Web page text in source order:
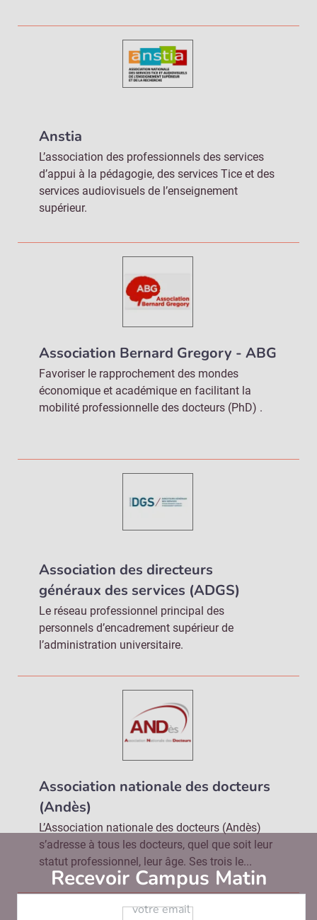
Anstia
L’association des professionnels des services
d’appui à la pédagogie, des services Tice et des
services audiovisuels de l’enseignement
supérieur.
Association Bernard Gregory - ABG
Favoriser le rapprochement des mondes
économique et académique en facilitant la
mobilité professionnelle des docteurs (PhD) .
Association des directeurs
généraux des services (ADGS)
Le réseau professionnel principal des
personnels d’encadrement supérieur de
l’administration universitaire.
Association nationale des docteurs
(Andès)
L’Association nationale des docteurs (Andès)
s’adresse à tous les docteurs, quel que soit leur
statut professionnel, leur âge. Ses trois le...
Recevoir Campus Matin